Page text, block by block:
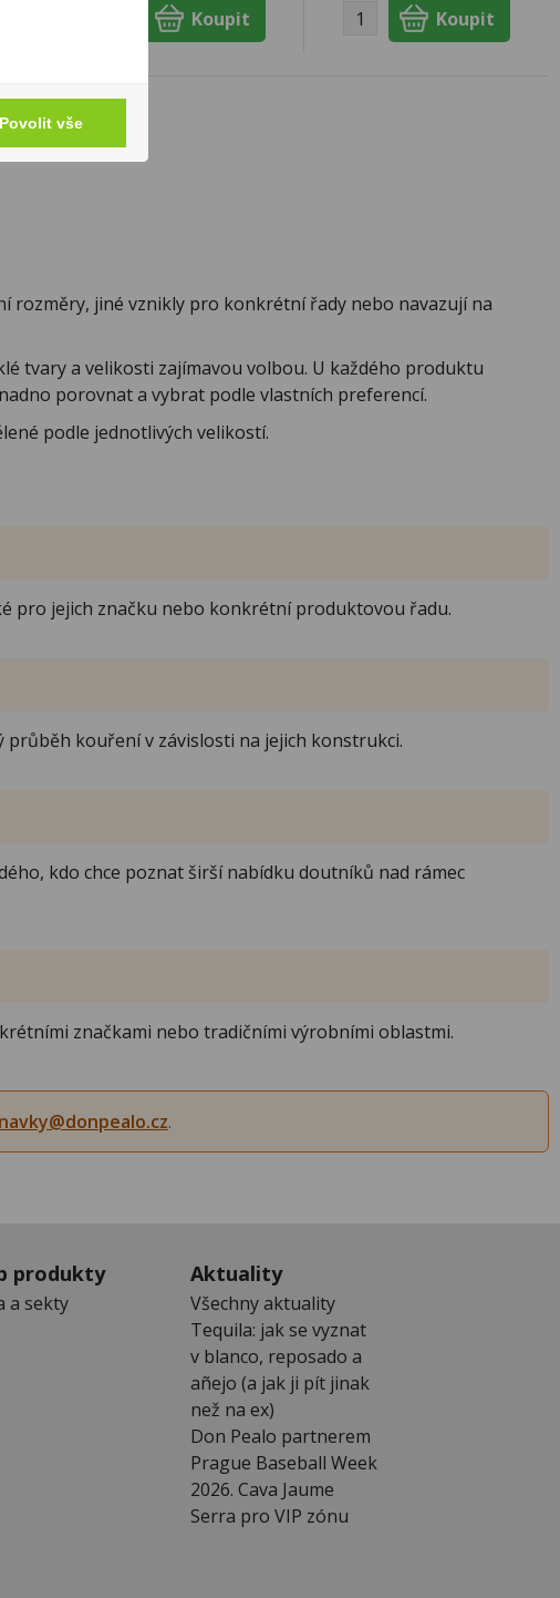
rozměry, jiné vznikly pro konkrétní řady nebo navazují na
tvary a velikosti zajímavou volbou. U každého produktu
porovnat a vybrat podle vlastních preferencí.
podle jednotlivých velikostí.
pro jejich značku nebo konkrétní produktovou řadu.
kouření v závislosti na jejich konstrukci.
kdo chce poznat širší nabídku doutníků nad rámec
značkami nebo tradičními výrobními oblastmi.
.
produkty
a sekty
Aktuality
Všechny aktuality
Tequila: jak se vyznat
v blanco, reposado a
añejo (a jak ji pít jinak
než na ex)
Don Pealo partnerem
Prague Baseball Week
2026. Cava Jaume
Serra pro VIP zónu
Povolit vše